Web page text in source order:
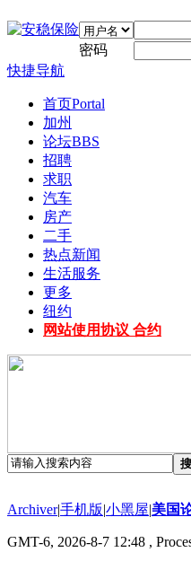
密码
快捷导航
首页Portal
加州
论坛BBS
招聘
求职
汽车
房产
二手
热点新闻
生活服务
更多
纽约
网站使用协议 合约
Archiver|手机版|小黑屋|美国
GMT-6, 2026-8-7 12:48 ,